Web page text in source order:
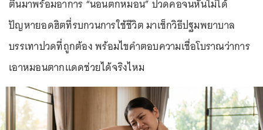
ตื่นมาพร้อมอาการ “นอนตกหมอน” ปวดคอจนหันไม่ได้
ปัญหายอดฮิตที่รบกวนการใช้ชีวิต มาเช็กวิธีปฐมพยาบาล
บรรเทาปวดที่ถูกต้อง พร้อมไขคำตอบความเชื่อโบราณว่าการ
เอาหมอนตากแดดช่วยได้จริงไหม